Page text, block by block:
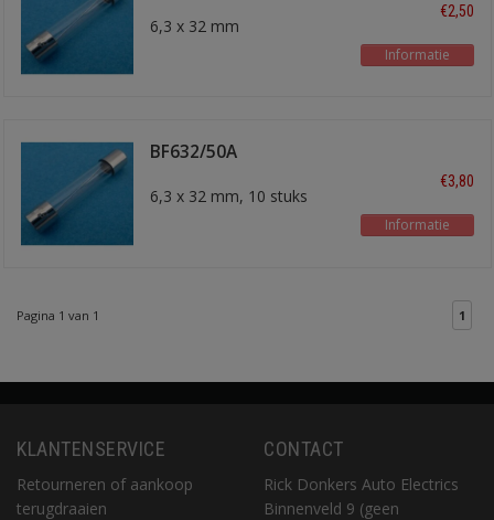
6,3 x 32 mm
€2,50
Informatie
BF632/50A
6,3 x 32 mm, 10 stuks
€3,80
Informatie
Pagina 1 van 1 1
KLANTENSERVICE
Retourneren of aankoop
terugdraaien
CONTACT
Rick Donkers Auto Electrics
Binnenveld 9 (geen